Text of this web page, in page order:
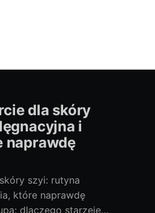
dla skóry
i
naprawdę
szyi: rutyna
które naprawdę
dlaczego starzeje